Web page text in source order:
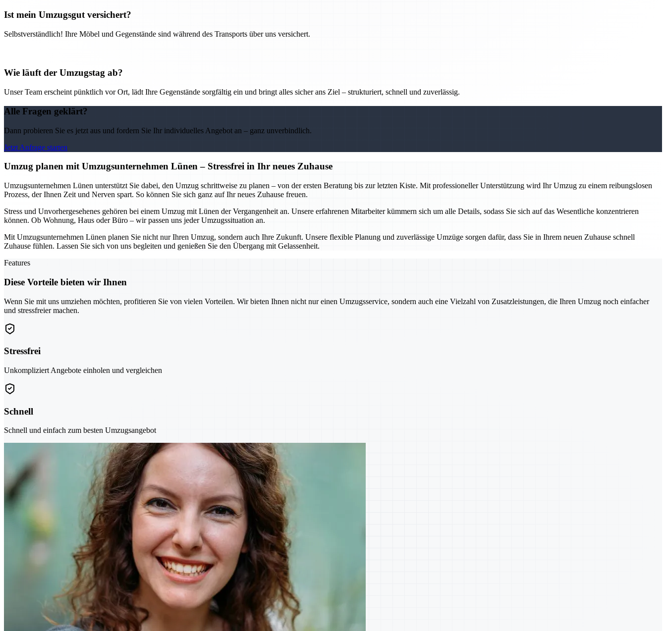
Ist mein Umzugsgut versichert?
Selbstverständlich! Ihre Möbel und Gegenstände sind während des Transports über uns versichert.
Wie läuft der Umzugstag ab?
Unser Team erscheint pünktlich vor Ort, lädt Ihre Gegenstände sorgfältig ein und bringt alles sicher ans Ziel – strukturiert, schnell und zuverlässig.
Alle Fragen geklärt?
Dann probieren Sie es jetzt aus und fordern Sie Ihr individuelles Angebot an – ganz unverbindlich.
Jetzt Anfrage starten
Umzug planen mit Umzugsunternehmen Lünen – Stressfrei in Ihr neues Zuhause
Umzugsunternehmen Lünen unterstützt Sie dabei, den Umzug schrittweise zu planen – von der ersten Beratung bis zur letzten Kiste. Mit professioneller Unterstützung wird Ihr Umzug zu einem reibungslosen
Prozess, der Ihnen Zeit und Nerven spart. So können Sie sich ganz auf Ihr neues Zuhause freuen.
Stress und Unvorhergesehenes gehören bei einem Umzug mit Lünen der Vergangenheit an. Unsere erfahrenen Mitarbeiter kümmern sich um alle Details, sodass Sie sich auf das Wesentliche konzentrieren
können. Ob Wohnung, Haus oder Büro – wir passen uns jeder Umzugssituation an.
Mit Umzugsunternehmen Lünen planen Sie nicht nur Ihren Umzug, sondern auch Ihre Zukunft. Unsere flexible Planung und zuverlässige Umzüge sorgen dafür, dass Sie in Ihrem neuen Zuhause schnell
Zuhause fühlen. Lassen Sie sich von uns begleiten und genießen Sie den Übergang mit Gelassenheit.
Features
Diese Vorteile bieten wir Ihnen
Wenn Sie mit uns umziehen möchten, profitieren Sie von vielen Vorteilen. Wir bieten Ihnen nicht nur einen Umzugsservice, sondern auch eine Vielzahl von Zusatzleistungen, die Ihren Umzug noch einfacher
und stressfreier machen.
Stressfrei
Unkompliziert Angebote einholen und vergleichen
Schnell
Schnell und einfach zum besten Umzugsangebot